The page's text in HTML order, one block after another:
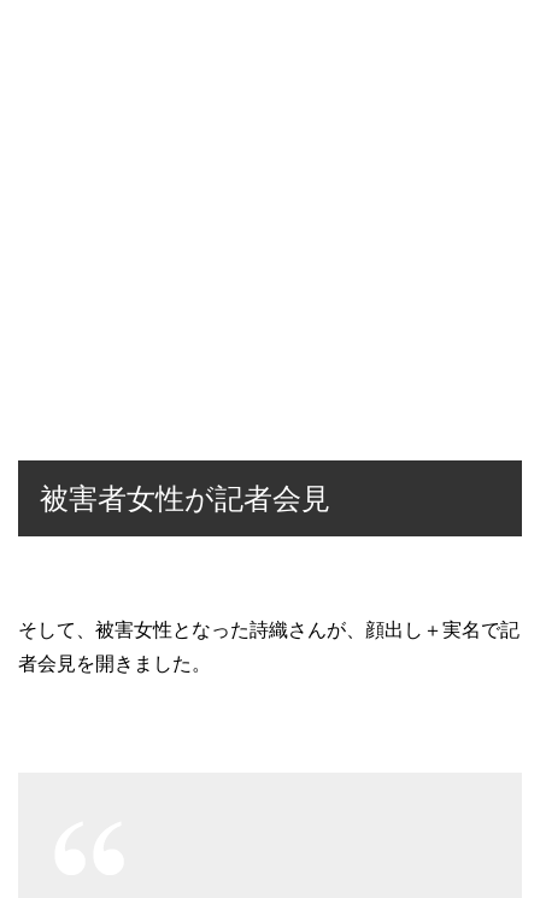
被害者女性が記者会見
そして、被害女性となった詩織さんが、顔出し＋実名で記
者会見を開きました。